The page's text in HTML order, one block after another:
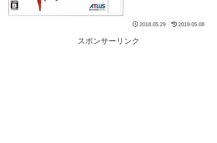
2018.05.29 2019.05.08
スポンサーリンク